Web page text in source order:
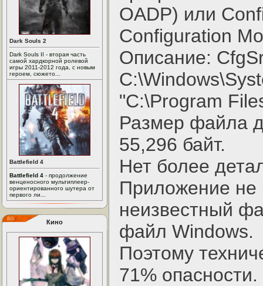
Dark Souls 2
Dark Souls II - вторая часть
самой хардкорной ролевой
игры 2011-2012 года, с новым
героем, сюжето...
Battlefield 4
Battlefield 4 - продолжение
венценосного мультиплеер-
ориентированного шутера от
первого ли...
Кино
OADP) или
Configuration
Описание:
"C:\Program
Размер файла
55,296 байт.
Нет более
Приложение не
неизвестный
файл Windows.
Поэтому
71% опасности.